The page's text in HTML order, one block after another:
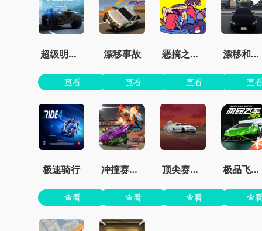
超级明星赛车
查看
漂移事故
查看
恶搞之家卡丁车
查看
漂移和事故模拟器
查
极速骑行
查看
冲撞赛车3最新版
查看
顶尖赛车手
查看
极品飞车手游正版
查